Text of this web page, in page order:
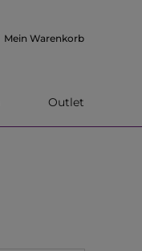
Mein Warenkorb
Outlet